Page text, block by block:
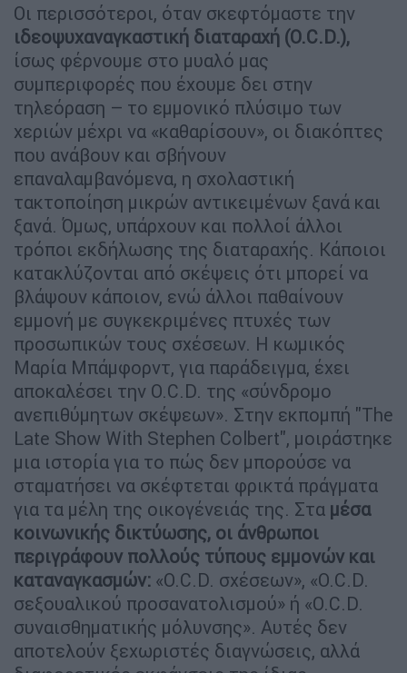
Οι περισσότεροι, όταν σκεφτόμαστε την
ιδεοψυχαναγκαστική διαταραχή (O.C.D.),
ίσως φέρνουμε στο μυαλό μας
συμπεριφορές που έχουμε δει στην
τηλεόραση – το εμμονικό πλύσιμο των
χεριών μέχρι να «καθαρίσουν», οι διακόπτες
που ανάβουν και σβήνουν
επαναλαμβανόμενα, η σχολαστική
τακτοποίηση μικρών αντικειμένων ξανά και
ξανά. Όμως, υπάρχουν και πολλοί άλλοι
τρόποι εκδήλωσης της διαταραχής. Κάποιοι
κατακλύζονται από σκέψεις ότι μπορεί να
βλάψουν κάποιον, ενώ άλλοι παθαίνουν
εμμονή με συγκεκριμένες πτυχές των
προσωπικών τους σχέσεων. Η κωμικός
Μαρία Μπάμφορντ, για παράδειγμα, έχει
αποκαλέσει την O.C.D. της «σύνδρομο
ανεπιθύμητων σκέψεων». Στην εκπομπή "The
Late Show With Stephen Colbert", μοιράστηκε
μια ιστορία για το πώς δεν μπορούσε να
σταματήσει να σκέφτεται φρικτά πράγματα
για τα μέλη της οικογένειάς της. Στα μέσα
κοινωνικής δικτύωσης, οι άνθρωποι
περιγράφουν πολλούς τύπους εμμονών και
καταναγκασμών: «O.C.D. σχέσεων», «O.C.D.
σεξουαλικού προσανατολισμού» ή «O.C.D.
συναισθηματικής μόλυνσης». Αυτές δεν
αποτελούν ξεχωριστές διαγνώσεις, αλλά